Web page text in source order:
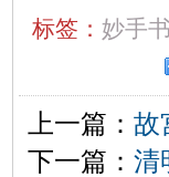
标签： 妙手
上一篇： 故
下一篇： 清